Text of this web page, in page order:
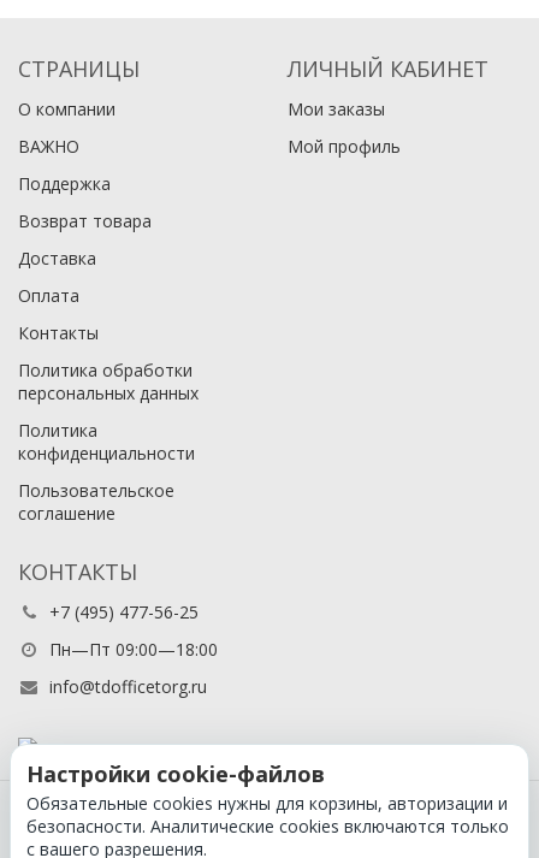
СТРАНИЦЫ
О компании
ВАЖНО
Поддержка
Возврат товара
Доставка
Оплата
Контакты
Политика обработки
персональных данных
Политика
конфиденциальности
Пользовательское
соглашение
ЛИЧНЫЙ КАБИНЕТ
Мои заказы
Мой профиль
КОНТАКТЫ
+7 (495) 477-56-25
Пн—Пт 09:00—18:00
info@tdofficetorg.ru
© 2026 Официальный партнер Cactus в России
Настройки cookie-файлов
Обязательные cookies нужны для корзины, авторизации и
безопасности. Аналитические cookies включаются только
с вашего разрешения.